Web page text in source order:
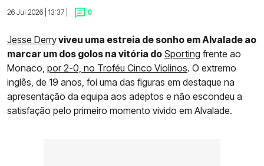
26 Jul 2026 | 13:37 |
0
Jesse Derryviveu uma estreia de sonho em Alvalade ao
marcar um dos golos na vitória do Sporting frente ao
Monaco, por 2-0, no Troféu Cinco Violinos. O extremo
inglês, de 19 anos, foi uma das figuras em destaque na
apresentação da equipa aos adeptos e não escondeu a
satisfação pelo primeiro momento vivido em Alvalade.